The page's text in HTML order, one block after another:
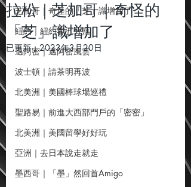
芝加哥｜奇怪的「芝」識增加了
紐約｜紐約客五分熟
邁阿密｜邁阿密風雲
波士頓｜請茶明再波
北美洲｜美國棒球場巡禮
聖路易｜前進大西部門戶的「密密」
北美洲｜美國留學好好玩
亞洲｜去日本說走就走
墨西哥｜「墨」然回首Amigo
拉松｜芝加哥｜奇怪的
「芝」識增加了
已更新：2023年3月20日